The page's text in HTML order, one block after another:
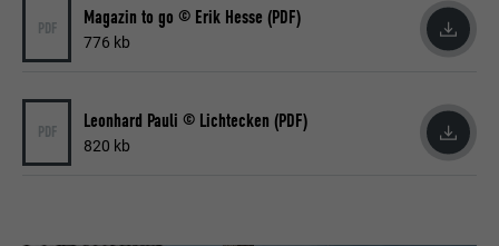
PDF Magazin to go © Erik Hesse (PDF)
776 kb
PDF Leonhard Pauli © Lichtecken (PDF)
820 kb